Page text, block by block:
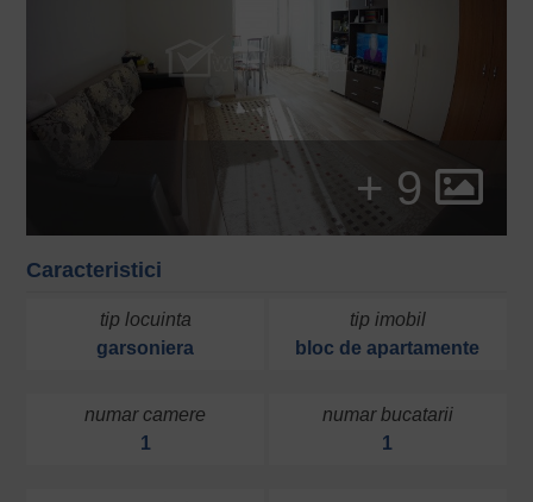
+ 9
Caracteristici
tip locuinta
garsoniera
tip imobil
bloc de apartamente
numar camere
1
numar bucatarii
1